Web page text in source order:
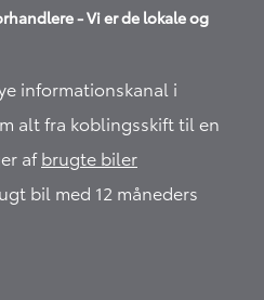
- Vi er de lokale og
informationskanal i
alt fra koblingsskift til en
afbrugte biler
bil med 12 måneders